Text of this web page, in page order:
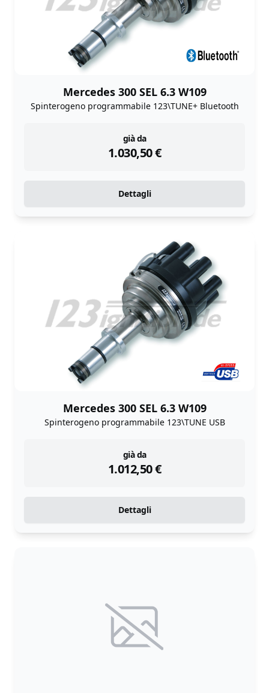
Mercedes 300 SEL 6.3 W109
Spinterogeno programmabile 123\TUNE+ Bluetooth
già da
1.030,50€
instock
Dettagli
Mercedes 300 SEL 6.3 W109
Spinterogeno programmabile 123\TUNE USB
già da
1.012,50€
instock
Dettagli